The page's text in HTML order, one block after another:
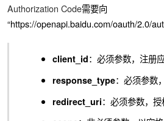
Authorization Code需要向
“https://openapi.baidu.com/oauth/2.0/
client_id：必须参数，注册
response_type：必须参数
redirect_uri：必须参数，授